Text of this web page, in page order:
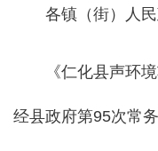
各镇（街）人民
《仁化县声环境
经县政府第95次常